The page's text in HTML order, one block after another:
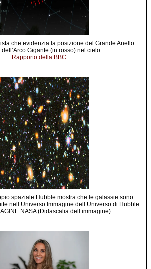
che evidenzia la posizione del Grande Anello
dell’Arco Gigante (in rosso) nel cielo.
Rapporto della BBC
spaziale Hubble mostra che le galassie sono
nell’Universo Immagine dell’Universo di Hubble
NASA (Didascalia dell’immagine)